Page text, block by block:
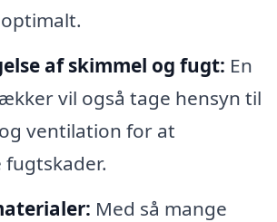
af skimmel og fugt: En
vil også tage hensyn til
ventilation for at
Med så mange